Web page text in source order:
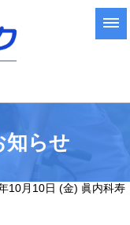
知らせ
10月10日 (金) 眞内科寿